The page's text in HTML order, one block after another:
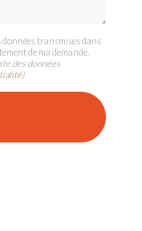
données transmises dans
de ma demande.
des données
)